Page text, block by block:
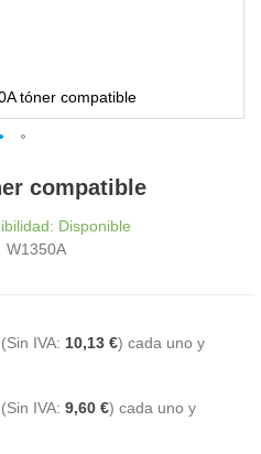
tóner compatible
compatible
Disponible
W1350A
10,13 € cada uno y
9,60 € cada uno y